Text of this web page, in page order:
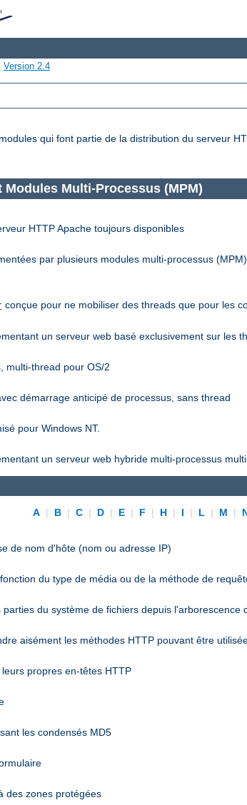
Version 2.4
qui font partie de la distribution du serveur
Multi-Processus (MPM)
HTTP Apache toujours disponibles
par plusieurs modules multi-processus (MPM)
conçue pour ne mobiliser des threads que pour les
un serveur web basé exclusivement sur les
multi-thread pour OS/2
démarrage anticipé de processus, sans thread
pour Windows NT.
un serveur web hybride multi-processus
A | B | C | D | E | F | H | I | L | M |
de nom d'hôte (nom ou adresse IP)
du type de média ou de la méthode de
du système de fichiers depuis l'arborescence
aisément les méthodes HTTP pouvant être
propres en-têtes HTTP
les condensés MD5
des zones protégées